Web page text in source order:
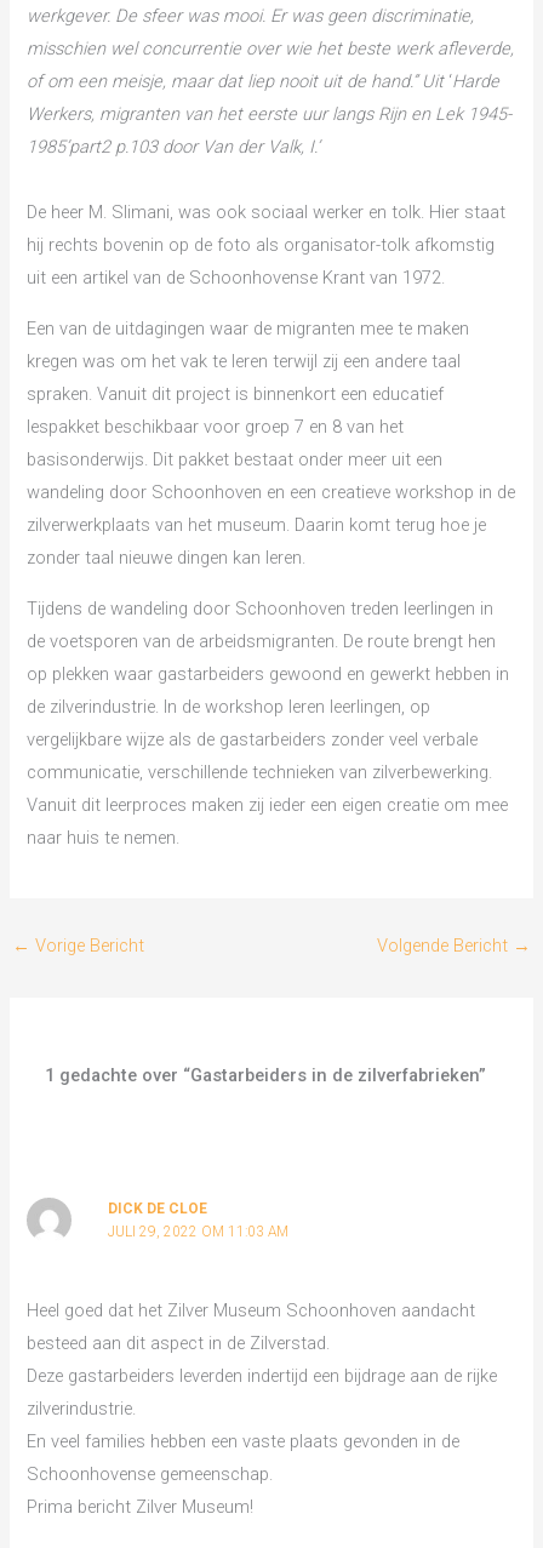
werkgever. De sfeer was mooi. Er was geen discriminatie,
misschien wel concurrentie over wie het beste werk afleverde,
of om een meisje, maar dat liep nooit uit de hand.” Uit ‘Harde
Werkers, migranten van het eerste uur langs Rijn en Lek 1945-
1985’part2 p.103 door Van der Valk, I.’
De heer M. Slimani, was ook sociaal werker en tolk. Hier staat
hij rechts bovenin op de foto als organisator-tolk afkomstig
uit een artikel van de Schoonhovense Krant van 1972.
Een van de uitdagingen waar de migranten mee te maken
kregen was om het vak te leren terwijl zij een andere taal
spraken. Vanuit dit project is binnenkort een educatief
lespakket beschikbaar voor groep 7 en 8 van het
basisonderwijs. Dit pakket bestaat onder meer uit een
wandeling door Schoonhoven en een creatieve workshop in de
zilverwerkplaats van het museum. Daarin komt terug hoe je
zonder taal nieuwe dingen kan leren.
Tijdens de wandeling door Schoonhoven treden leerlingen in
de voetsporen van de arbeidsmigranten. De route brengt hen
op plekken waar gastarbeiders gewoond en gewerkt hebben in
de zilverindustrie. In de workshop leren leerlingen, op
vergelijkbare wijze als de gastarbeiders zonder veel verbale
communicatie, verschillende technieken van zilverbewerking.
Vanuit dit leerproces maken zij ieder een eigen creatie om mee
naar huis te nemen.
← Vorige Bericht Volgende Bericht →
1 gedachte over “Gastarbeiders in de zilverfabrieken”
DICK DE CLOE
JULI 29, 2022 OM 11:03 AM
Heel goed dat het Zilver Museum Schoonhoven aandacht
besteed aan dit aspect in de Zilverstad.
Deze gastarbeiders leverden indertijd een bijdrage aan de rijke
zilverindustrie.
En veel families hebben een vaste plaats gevonden in de
Schoonhovense gemeenschap.
Prima bericht Zilver Museum!